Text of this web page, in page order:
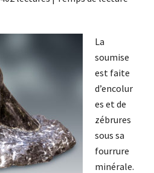
La
soumise
est faite
d’encolur
es et de
zébrures
sous sa
fourrure
minérale.